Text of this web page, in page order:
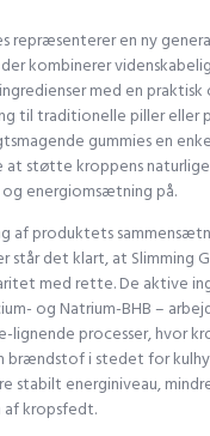
repræsenterer en ny
kombinerer
med en
til traditionelle piller eller
gummies en
støtte kroppens naturlige
energiomsætning på.
af produktets
står det klart, at Slimming
med rette. De aktive
og Natrium-BHB –
lignende processer, hvor
brændstof i stedet for
stabilt energiniveau,
af kropsfedt.